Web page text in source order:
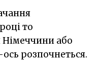
то
Німеччини або
розпочнеться.